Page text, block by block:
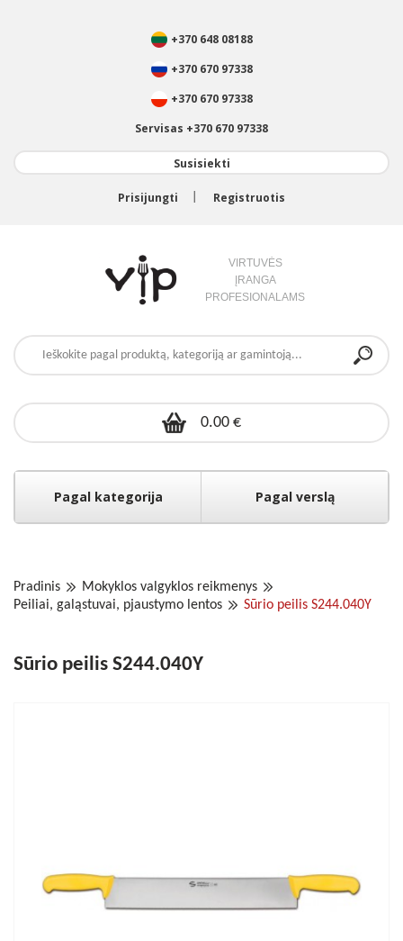
+370 648 08188
+370 670 97338
+370 670 97338
Servisas +370 670 97338
Susisiekti
Prisijungti Registruotis
VIRTUVĖS
ĮRANGA
PROFESIONALAMS
0.00 €
Pagal kategorija Pagal verslą
Pradinis
Mokyklos valgyklos reikmenys
Peiliai, galąstuvai, pjaustymo lentos
Sūrio peilis S244.040Y
Sūrio peilis S244.040Y